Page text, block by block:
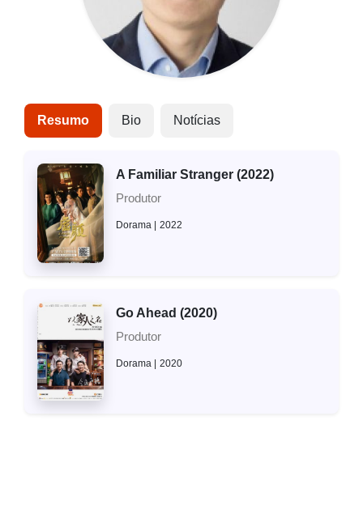
Resumo Bio Notícias
A Familiar Stranger (2022)
Produtor
Dorama 2022
Go Ahead (2020)
Produtor
Dorama 2020